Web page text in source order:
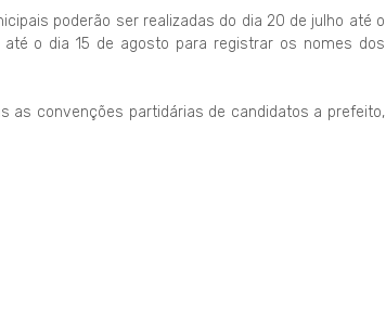
poderão ser realizadas do dia 20 de julho até o
o dia 15 de agosto para registrar os nomes dos
as convenções partidárias de candidatos a prefeito,